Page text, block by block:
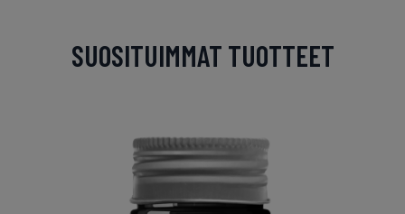
SUOSITUIMMAT TUOTTEET